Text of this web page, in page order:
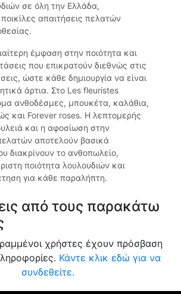
σε όλη την Ελλάδα,
απαιτήσεις πελατών
έμφαση στην ποιότητα και
που επικρατούν διεθνώς στις
ώστε κάθε δημιουργία να είναι
άρτια. Στο Les fleuristes
ανθοδέσμες, μπουκέτα, καλάθια,
και Forever roses. Η λεπτομερής
και η αφοσίωση στην
αποτελούν βασικά
διακρίνουν το ανθοπωλείο,
ποιότητα λουλουδιών και
για κάθε παραλήπτη.
από τους παρακάτω
χρήστες έχουν πρόσβαση
Κάντε κλικ εδώ για να
συνδεθείτε.